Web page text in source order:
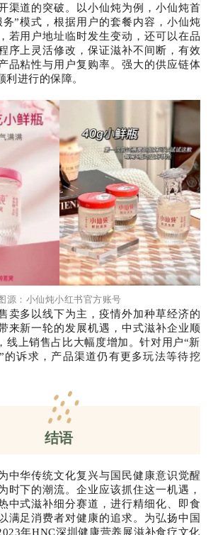
渠道的突破。以小仙炖为例，小仙炖首
”模式，根据用户的套餐内容，小仙炖
若用户地址临时发生变动，还可以在品
序上灵活修改，保证滋补不间断，有效
品粘性与用户复购率。强大的供应链体
利进行的保障。
源：小仙炖小红书官方账号
卖多以线下为主，疫情外加种草经济的
来新一轮的发展机遇，中式滋补企业顺
线上销售占比大幅度增加。针对用户“新
的诉求，产品渠道仍有更多玩法等待挖
结语
中华传统文化复兴与国民健康意识觉醒
时下的潮流。企业应该抓住这一机遇，
中式滋补细分赛道，进行精细化、即食
满足消费者对健康的追求。为弘扬中国
年HNC深圳健康营养展滋补食疗文化